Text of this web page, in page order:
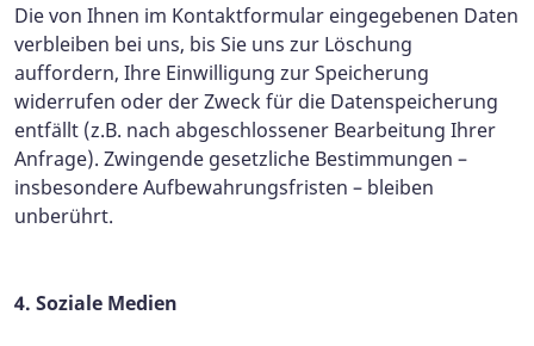
Die von Ihnen im Kontaktformular eingegebenen Daten
verbleiben bei uns, bis Sie uns zur Löschung
auffordern, Ihre Einwilligung zur Speicherung
widerrufen oder der Zweck für die Datenspeicherung
entfällt (z.B. nach abgeschlossener Bearbeitung Ihrer
Anfrage). Zwingende gesetzliche Bestimmungen –
insbesondere Aufbewahrungsfristen – bleiben
unberührt.
4. Soziale Medien